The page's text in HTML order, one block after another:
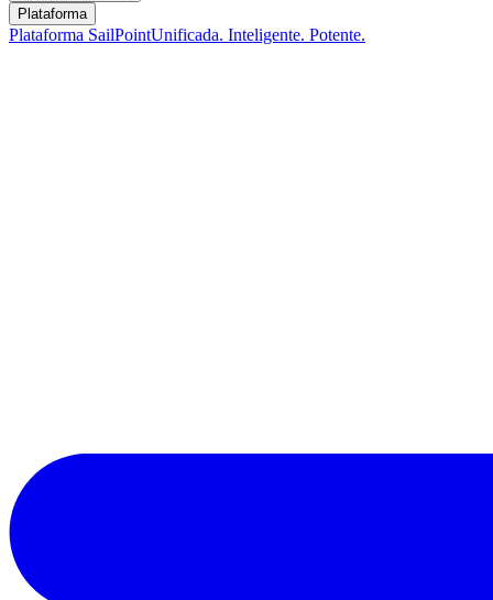
Plataforma
Plataforma SailPointUnificada. Inteligente. Potente.